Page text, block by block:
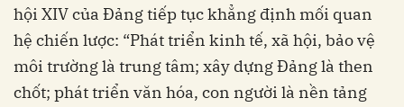
hội XIV của Đảng tiếp tục khẳng định mối quan
hệ chiến lược: “Phát triển kinh tế, xã hội, bảo vệ
môi trường là trung tâm; xây dựng Đảng là then
chốt; phát triển văn hóa, con người là nền tảng